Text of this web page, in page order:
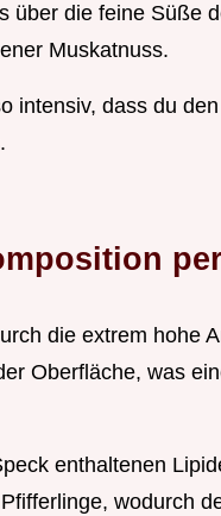
über die feine Süße
Muskatnuss.
intensiv, dass du
die extrem hohe
Oberfläche, was
enthaltenen
wodurch